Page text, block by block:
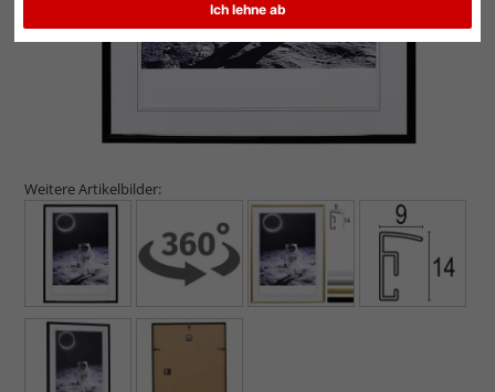
Ich lehne ab
Weitere Artikelbilder: